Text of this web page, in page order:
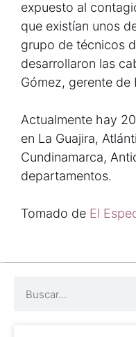
expuesto al
que existían unos
grupo de técnicos
desarrollaron las
Gómez, gerente de
Actualmente hay
en La Guajira,
Cundinamarca,
departamentos.
Tomado de El